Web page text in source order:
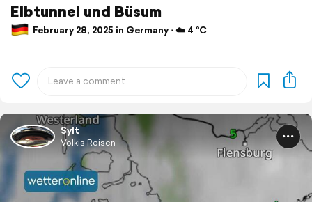
Elbtunnel und Büsum
February 28, 2025 in Germany ⋅ ☁️ 4 °C
Sylt
Volkis Reisen